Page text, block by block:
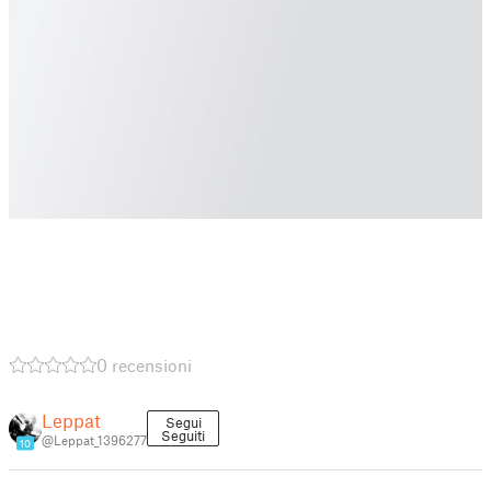
0 recensioni
10
Leppat
@Leppat_1396277
Segui
Seguiti